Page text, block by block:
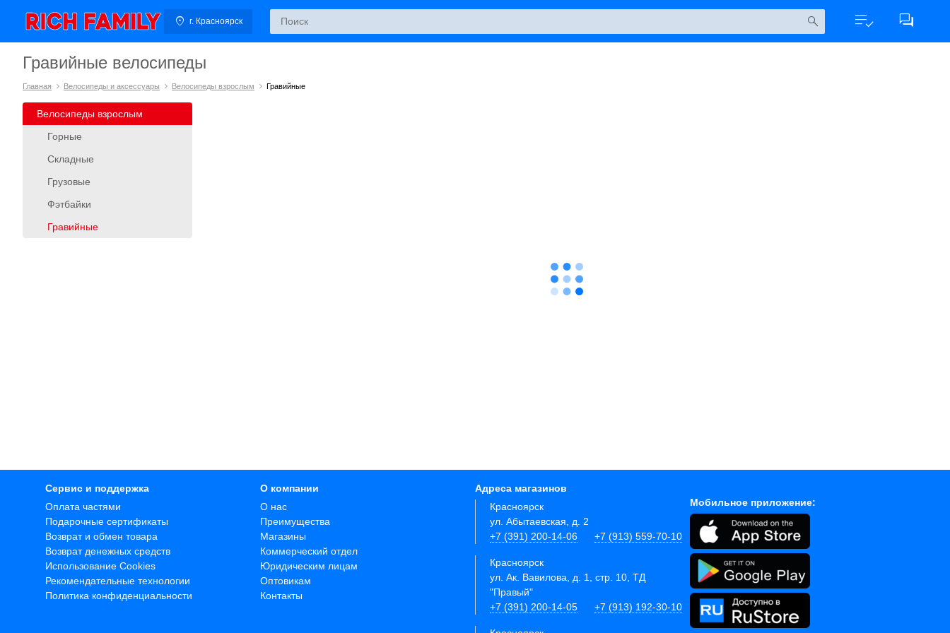
г. Красноярск
Гравийные велосипеды
Главная Велосипеды и аксессуары Велосипеды взрослым Гравийные
Велосипеды взрослым
Горные
Складные
Грузовые
Фэтбайки
Гравийные
Сервис и поддержка
Оплата частями
Подарочные сертификаты
Возврат и обмен товара
Возврат денежных средств
Использование Cookies
Рекомендательные технологии
Политика конфиденциальности
О компании
О нас
Преимущества
Магазины
Коммерческий отдел
Юридическим лицам
Оптовикам
Контакты
Адреса магазинов
Красноярск
ул. Абытаевская, д. 2
+7 (391) 200-14-06
+7 (913) 559-70-10
Красноярск
ул. Ак. Вавилова, д. 1, стр. 10, ТД
"Правый"
+7 (391) 200-14-05
+7 (913) 192-30-10
Мобильное приложение: